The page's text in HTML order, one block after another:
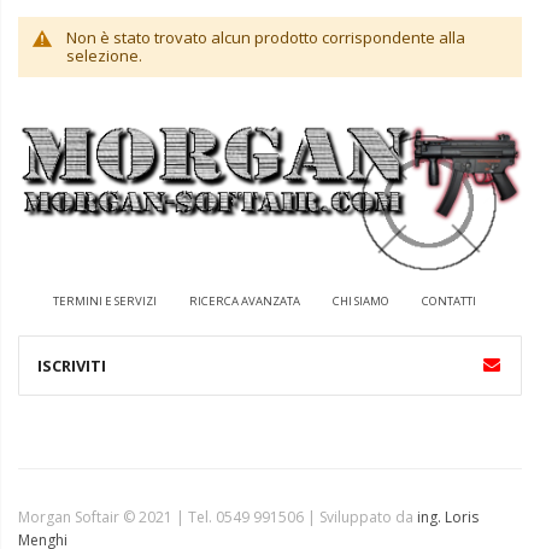
Non è stato trovato alcun prodotto corrispondente alla
selezione.
TERMINI E SERVIZI RICERCA AVANZATA CHI SIAMO CONTATTI
Morgan Softair © 2021 | Tel. 0549 991506 | Sviluppato da ing. Loris
Menghi